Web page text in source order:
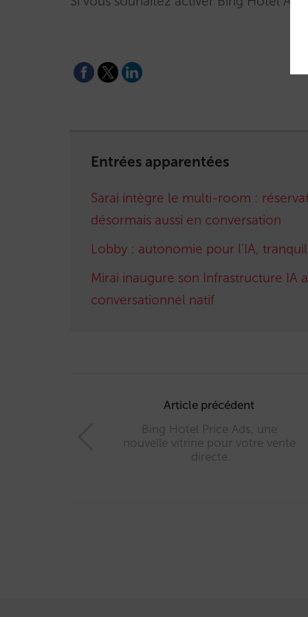
Entrées apparentées
Sarai intègre le multi-room :
désormais aussi en conversation
Lobby : autonomie pour l’IA,
Mirai inaugure son Infrastructure IA
conversationnel natif
Article précédent
Bing Hotel Price Ads, une
nouvelle vitrine pour votre vente
directe